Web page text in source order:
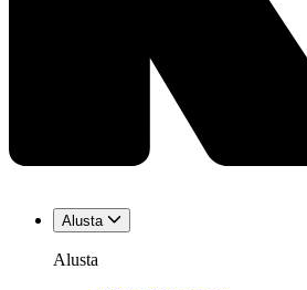
Alusta
Alusta